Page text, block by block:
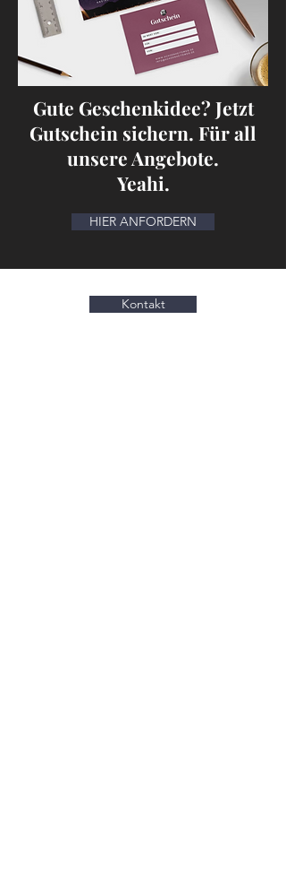
Gute Geschenkidee? Jetzt
Gutschein sichern. Für all
unsere Angebote.
Yeahi.
HIER ANFORDERN
Kontakt